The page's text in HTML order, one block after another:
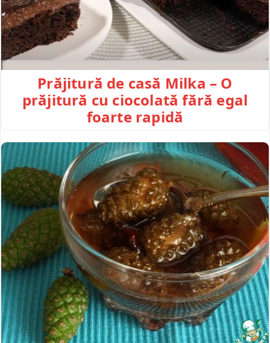
Prăjitură de casă Milka – O
prăjitură cu ciocolată fără egal
foarte rapidă